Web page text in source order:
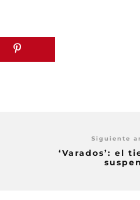
Siguiente
‘Varados’: el